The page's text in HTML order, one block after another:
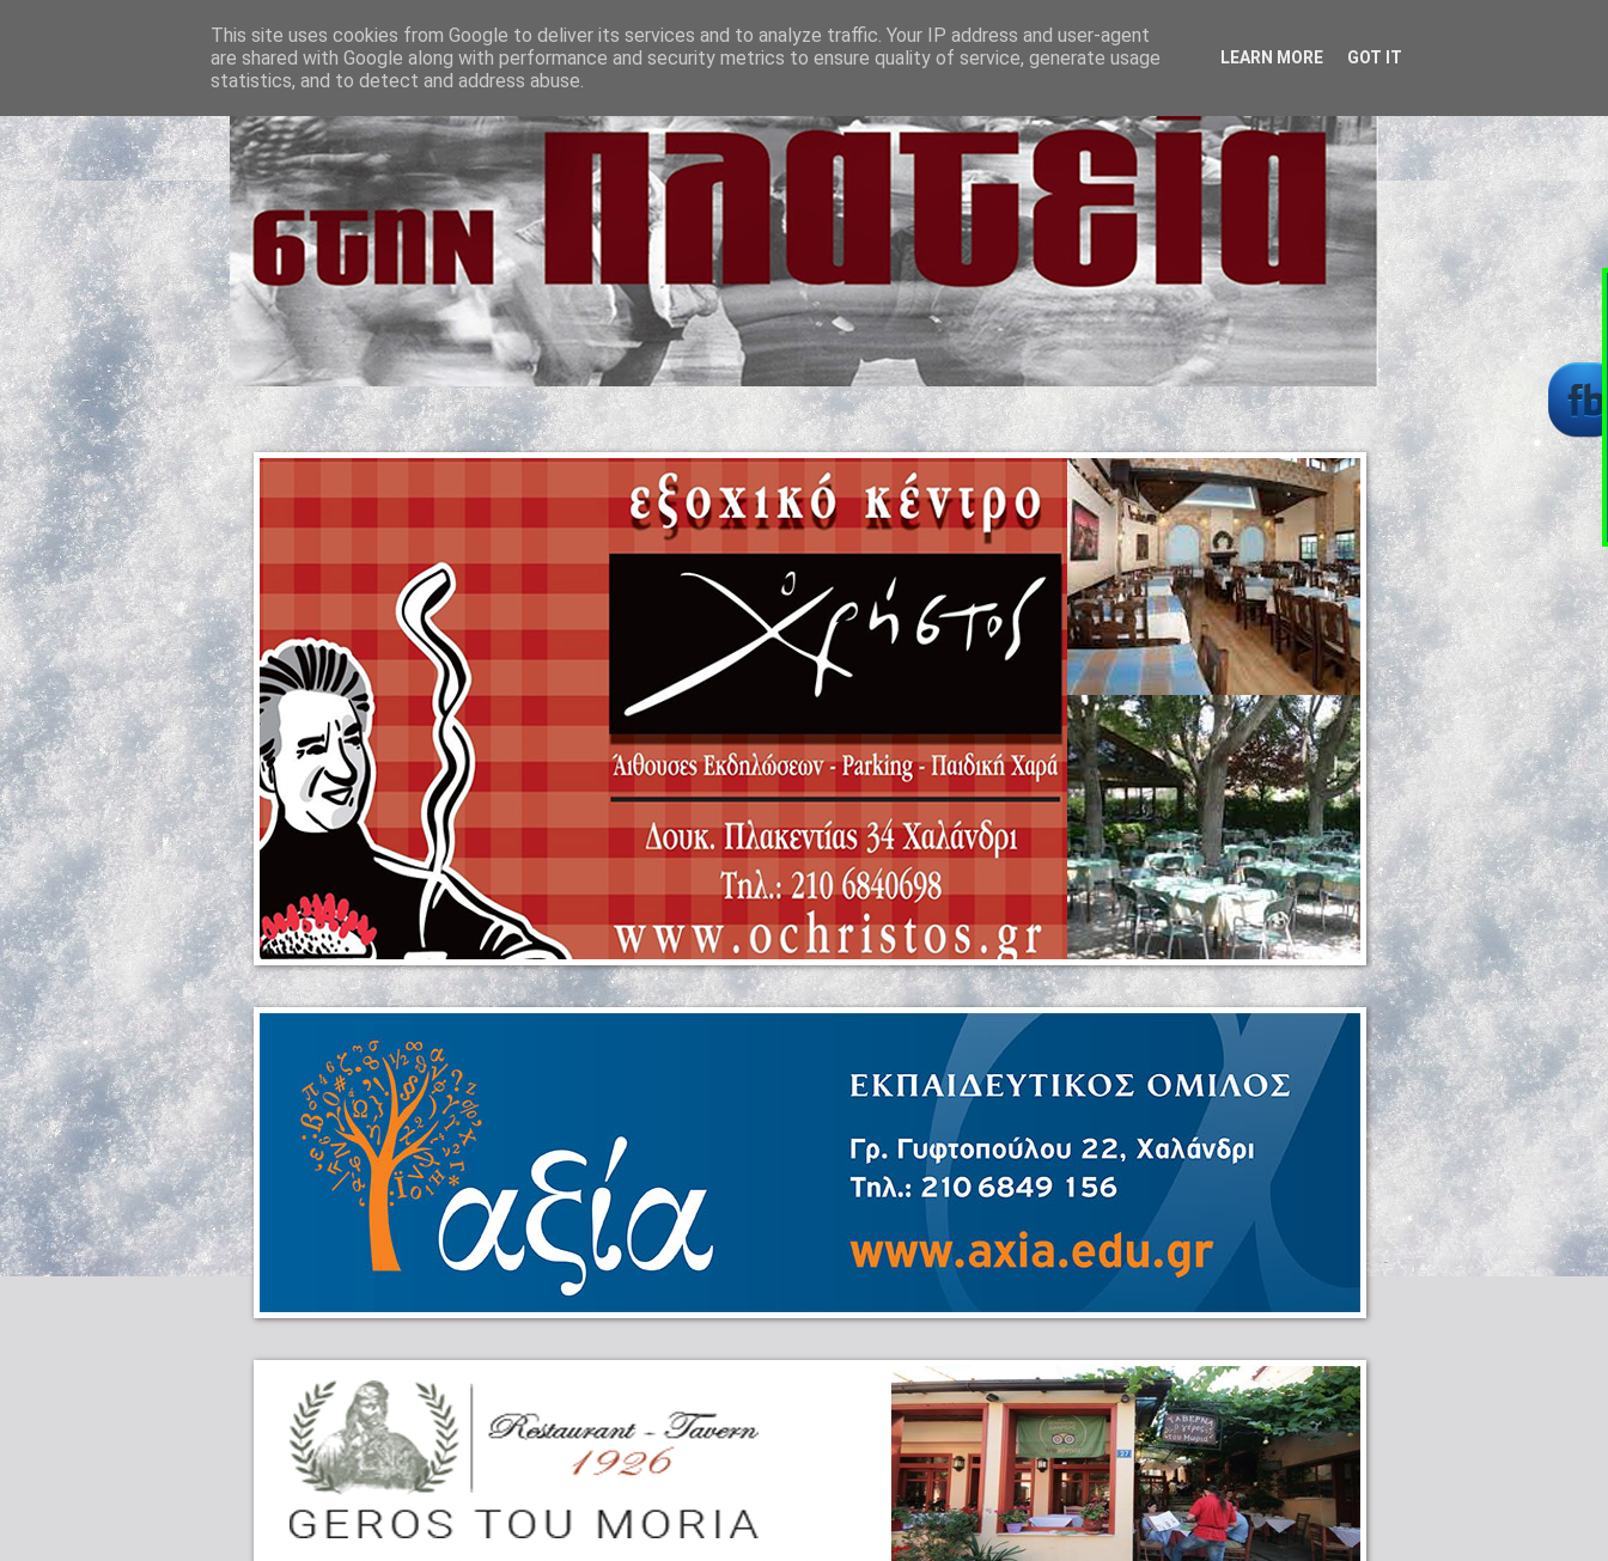
This site uses cookies from Google to deliver its services and to analyze traffic. Your IP address and user-agent
are shared with Google along with performance and security metrics to ensure quality of service, generate usage
statistics, and to detect and address abuse.
LEARN MORE GOT IT